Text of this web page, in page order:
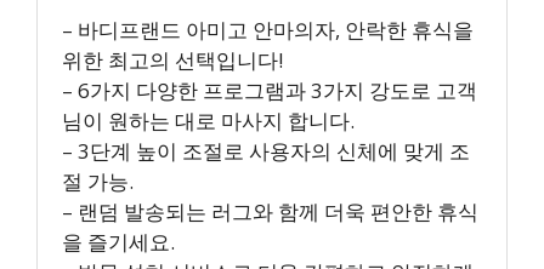
– 바디프랜드 아미고 안마의자, 안락한 휴식을
위한 최고의 선택입니다!
– 6가지 다양한 프로그램과 3가지 강도로 고객
님이 원하는 대로 마사지 합니다.
– 3단계 높이 조절로 사용자의 신체에 맞게 조
절 가능.
– 랜덤 발송되는 러그와 함께 더욱 편안한 휴식
을 즐기세요.